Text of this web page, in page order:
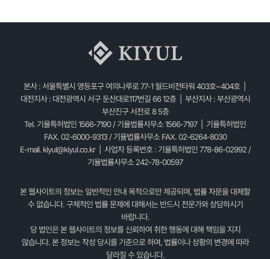
본사 : 서울특별시 영등포구 여의나루로 77-1 월드비전타워 403호~404호 |
대전지사 : 대전광역시 서구 둔산대로117번길 66 12층 | 부산지사 : 부산광역시
부산진구 서전로 8 5층
Tel. 기율특허법인 1566-7190 / 기율법률사무소 1566-7197 | 기율특허법인
FAX. 02-6000-9313 / 기율법률사무소 FAX. 02-6264-8030
E-mail. kiyul@kiyul.co.kr| 사업자 등록번호 : 기율특허법인 778-86-02992 /
기율법률사무소 242-78-00597
본 웹사이트의 정보는 일반적인 안내 목적으로만 제공되며, 법률 자문을 대체할
수 없습니다. 구체적인 법률 문제에 대해서는 반드시 전문가와 상담하시기
바랍니다.
당 법인은 본 웹사이트의 정보를 신뢰하여 취한 행동에 대해 책임을 지지
않습니다. 본 정보는 작성 당시를 기준으로 하며, 법률이나 상황의 변경에 따라
달라질 수 있습니다.